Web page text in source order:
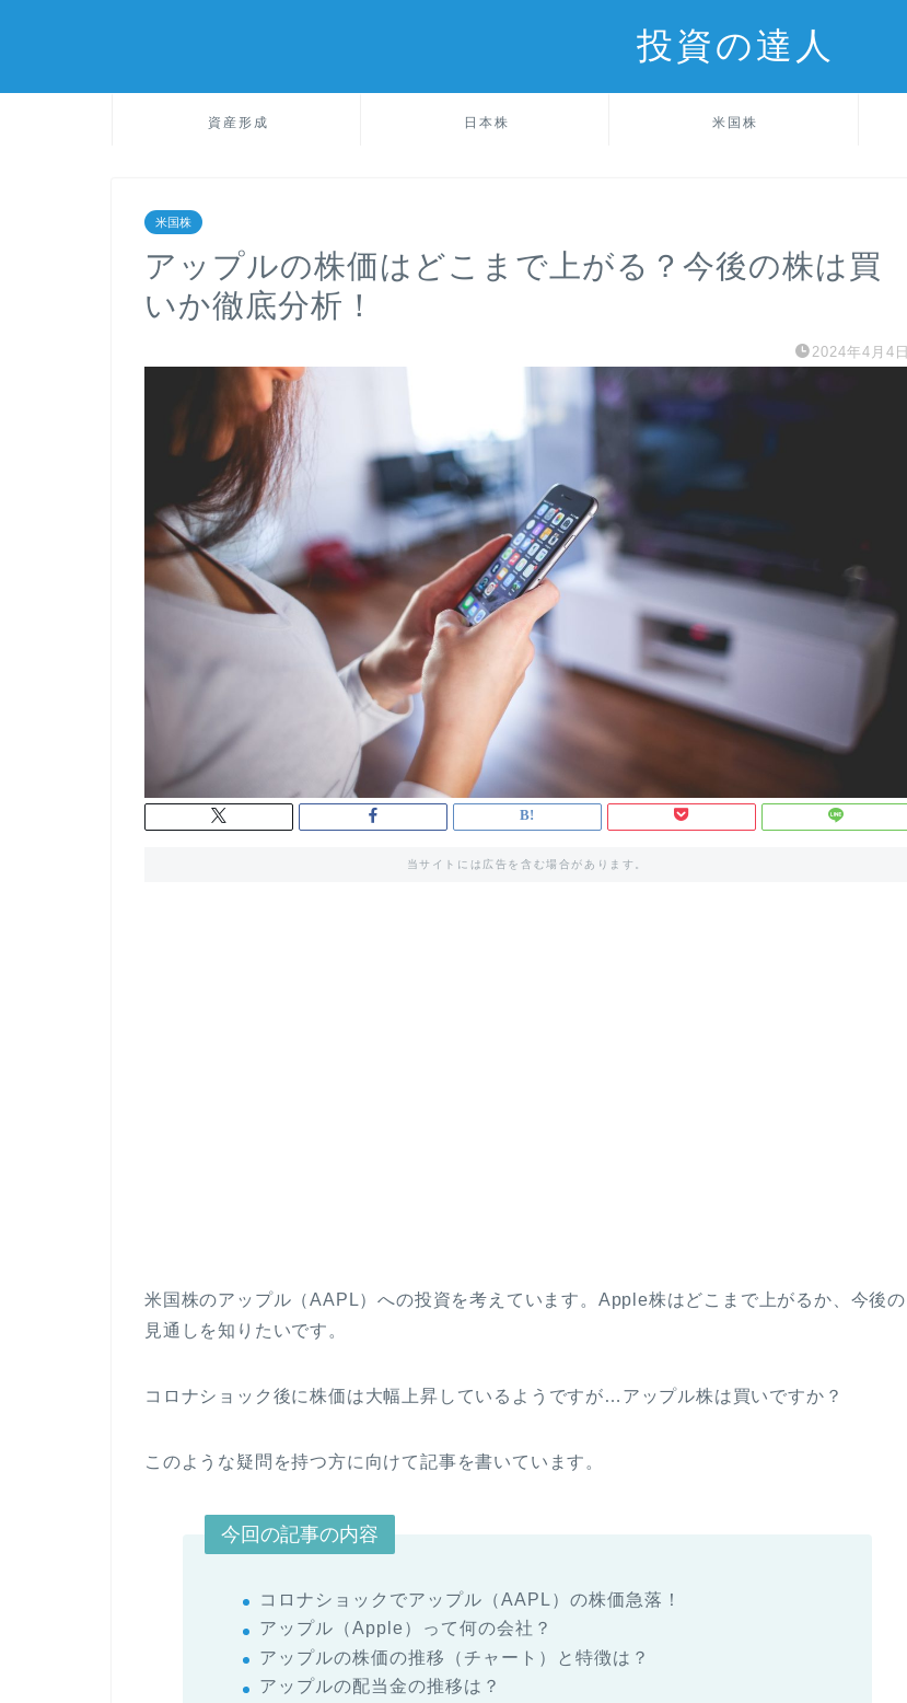
投資の達人
資産形成 日本株 米国株
米国株
アップルの株価はどこまで上がる？今後の株は買
いか徹底分析！
2024年4月4日
当サイトには広告を含む場合があります。
米国株のアップル（AAPL）への投資を考えています。Apple株はどこまで上がるか、今後の
見通しを知りたいです。
コロナショック後に株価は大幅上昇しているようですが…アップル株は買いですか？
このような疑問を持つ方に向けて記事を書いています。
今回の記事の内容
コロナショックでアップル（AAPL）の株価急落！
アップル（Apple）って何の会社？
アップルの株価の推移（チャート）と特徴は？
アップルの配当金の推移は？